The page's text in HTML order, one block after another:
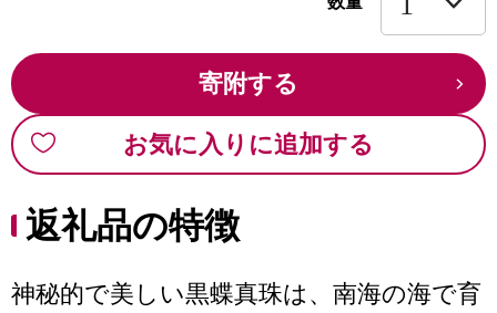
寄附する
お気に入りに追加する
返礼品の特徴
神秘的で美しい黒蝶真珠は、南海の海で育